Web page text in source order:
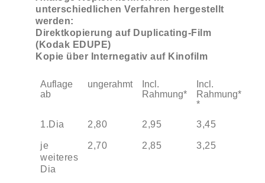
unterschiedlichen Verfahren hergestellt
werden:
Direktkopierung auf Duplicating-Film
(Kodak EDUPE)
Kopie über Internegativ auf Kinofilm
Auflage
ab
ungerahmt
Incl.
Rahmung*
Incl.
Rahmung*
*
1.Dia
2,80 2,95 3,45
je
weiteres
Dia
2,70 2,85 3,25